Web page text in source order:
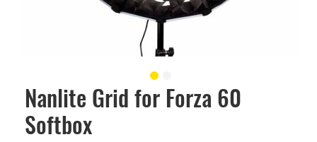
Nanlite Grid for Forza 60
Softbox
Skip
beginning